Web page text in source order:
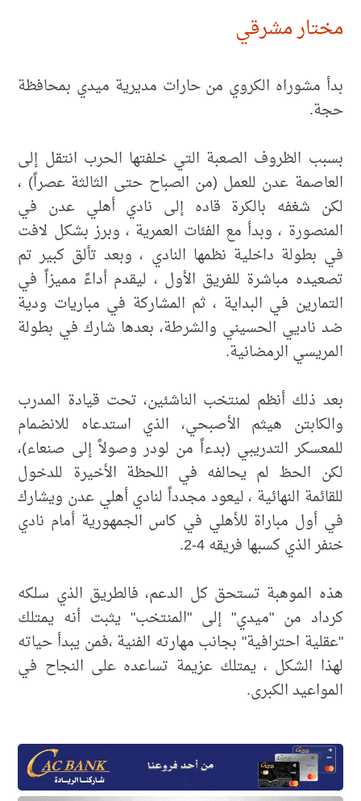
مختار مشرقي
بدأ مشوراه الكروي من حارات مديرية ميدي بمحافظة
حجة.
بسبب الظروف الصعبة التي خلفتها الحرب انتقل إلى
العاصمة عدن للعمل (من الصباح حتى الثالثة عصراً) ،
لكن شغفه بالكرة قاده إلى نادي أهلي عدن في
المنصورة ، وبدأ مع الفئات العمرية ، وبرز بشكل لافت
في بطولة داخلية نظمها النادي ، وبعد تألق كبير تم
تصعيده مباشرة للفريق الأول ، ليقدم أداءً مميزاً في
التمارين في البداية ، ثم المشاركة في مباريات ودية
ضد ناديي الحسيني والشرطة، بعدها شارك في بطولة
المريسي الرمضانية.
بعد ذلك أنظم لمنتخب الناشئين، تحت قيادة المدرب
والكابتن هيثم الأصبحي، الذي استدعاه للانضمام
للمعسكر التدريبي (بدءاً من لودر وصولاً إلى صنعاء)،
لكن الحظ لم يحالفه في اللحظة الأخيرة للدخول
للقائمة النهائية ، ليعود مجدداً لنادي أهلي عدن ويشارك
في أول مباراة للأهلي في كاس الجمهورية أمام نادي
خنفر الذي كسبها فريقه 4-2.
هذه الموهبة تستحق كل الدعم، فالطريق الذي سلكه
كرداد من "ميدي" إلى "المنتخب" يثبت أنه يمتلك
"عقلية احترافية" بجانب مهارته الفنية ،فمن يبدأ حياته
لهذا الشكل ، يمتلك عزيمة تساعده على النجاح في
المواعيد الكبرى.